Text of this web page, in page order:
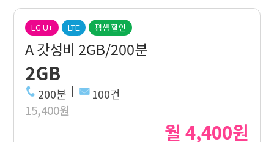
LG U+ LTE 평생 할인
A 갓성비 2GB/200분
2GB
200분 100건
15,400원
월 4,400원